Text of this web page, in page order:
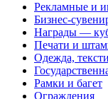
Рекламные и
Бизнес-
Награды —
Печати и
Одежда,
Рамки и багет
Ограждения